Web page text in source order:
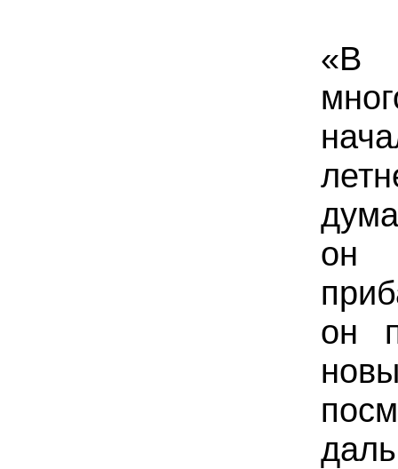
«В
он
он